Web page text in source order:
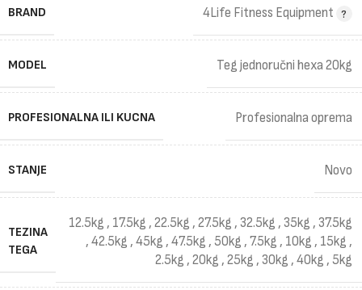
BRAND 4Life Fitness Equipment
MODEL Teg jednoručni hexa 20kg
PROFESIONALNA ILI KUCNA Profesionalna oprema
STANJE Novo
TEZINA
TEGA
12.5kg , 17.5kg , 22.5kg , 27.5kg , 32.5kg , 35kg , 37.5kg
, 42.5kg , 45kg , 47.5kg , 50kg , 7.5kg , 10kg , 15kg ,
2.5kg , 20kg , 25kg , 30kg , 40kg , 5kg